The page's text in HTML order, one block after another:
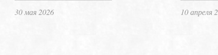
30 мая 2026 10 апреля